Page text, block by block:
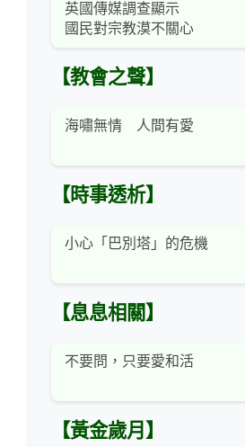
英國傳媒調查顯示
國民對宗教漠不關心
【教會之聲】
海嘯無情 人間有愛
【時事透析】
小心「巴別塔」的危機
【息息相關】
不要問，只要愛和活
【黃金歲月】